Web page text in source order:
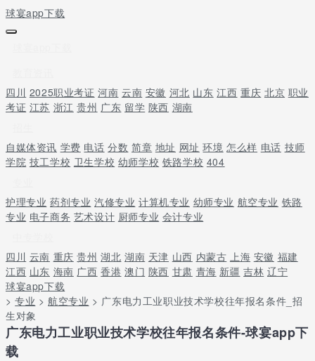
球宴app下载
四川 2025职业考证 河南 云南 安徽 河北 山东 江西 重庆 北京 职业
考证 江苏 浙江 贵州 广东 留学 陕西 湖南
自媒体资讯 学费 电话 分数 简章 地址 网址 环境 怎么样 电话 技师
学院 技工学校 卫生学校 幼师学校 铁路学校 404
护理专业 药剂专业 汽修专业 计算机专业 幼师专业 航空专业 铁路
专业 电子商务 艺术设计 厨师专业 会计专业
四川 云南 重庆 贵州 湖北 湖南 天津 山西 内蒙古 上海 安徽 福建
江西 山东 海南 广西 香港 澳门 陕西 甘肃 青海 新疆 吉林 辽宁
球宴app下载
>专业 >航空专业 > 广东电力工业职业技术学校往年报名条件_招
生对象
广东电力工业职业技术学校往年报名条件-球宴app下
载